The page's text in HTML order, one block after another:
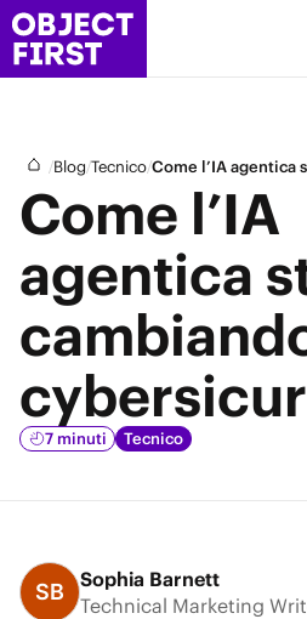
/Blog/Tecnico/Come l’IA agentica
Come l’IA
agentica
7 minuti Tecnico
SB
Sophia Barnett
Technical Marketing